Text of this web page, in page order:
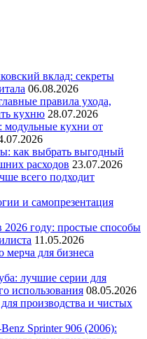
вклад: секреты
06.08.2026
правила ухода,
кухню 28.07.2026
модульные кухни от
как выбрать выгодный
расходов 23.07.2026
всего подходит
и самопрезентация
2026 году: простые способы
11.05.2026
мерча для бизнеса
лучшие серии для
использования 08.05.2026
производства и чистых
Sprinter 906 (2006):